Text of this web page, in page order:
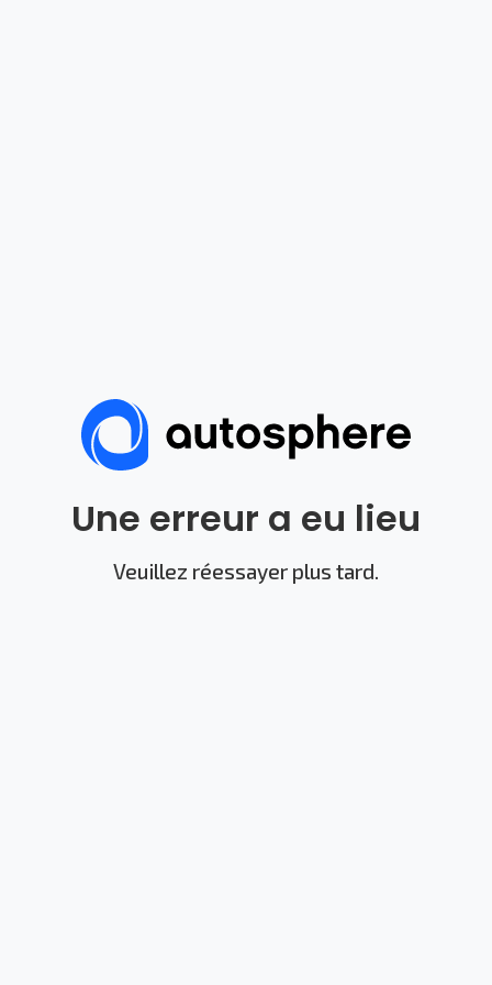
Une erreur a eu lieu
Veuillez réessayer plus tard.